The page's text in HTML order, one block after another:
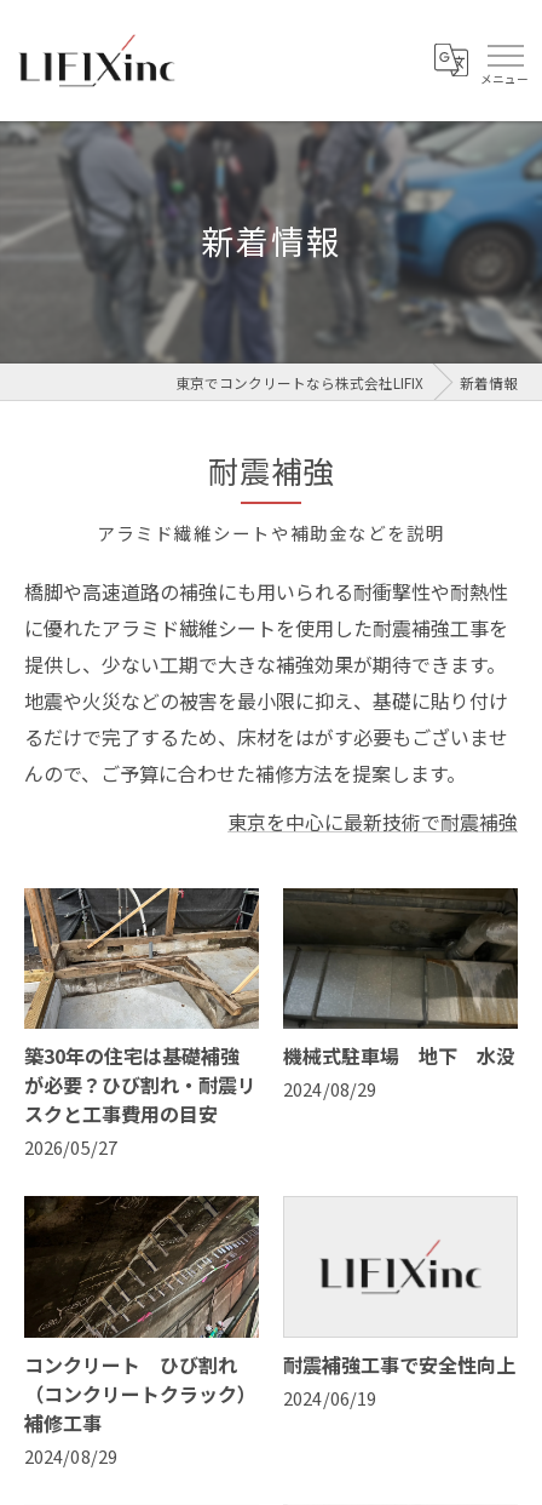
新着情報
東京でコンクリートなら株式会社LIFIX 新着情報
耐震補強
アラミド繊維シートや補助金などを説明
橋脚や高速道路の補強にも用いられる耐衝撃性や耐熱性
に優れたアラミド繊維シートを使用した耐震補強工事を
提供し、少ない工期で大きな補強効果が期待できます。
地震や火災などの被害を最小限に抑え、基礎に貼り付け
るだけで完了するため、床材をはがす必要もございませ
んので、ご予算に合わせた補修方法を提案します。
東京を中心に最新技術で耐震補強
築30年の住宅は基礎補強
が必要？ひび割れ・耐震リ
スクと工事費用の目安
2026/05/27
機械式駐車場 地下 水没
2024/08/29
コンクリート ひび割れ
（コンクリートクラック）
補修工事
2024/08/29
耐震補強工事で安全性向上
2024/06/19